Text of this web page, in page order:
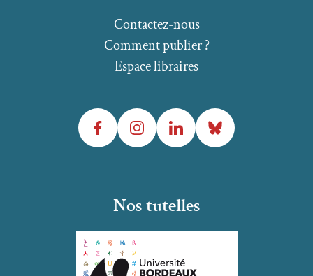
Comment publier ?
Espace libraires
Contactez-nous
FacebookInstagramLinkedInBluesky
Nos tutelles